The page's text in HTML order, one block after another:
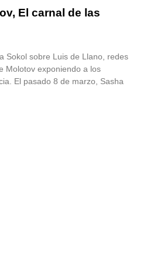
El carnal de las
Sokol sobre Luis de Llano, redes
Molotov exponiendo a los
El pasado 8 de marzo, Sasha